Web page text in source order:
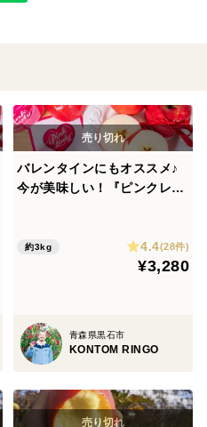
バレンタインにもオススメ♪
今が美味しい！『ピンクレデ
約3kg 4.4(28件)
¥3,280
青森県黒石市
KONTOM RINGO